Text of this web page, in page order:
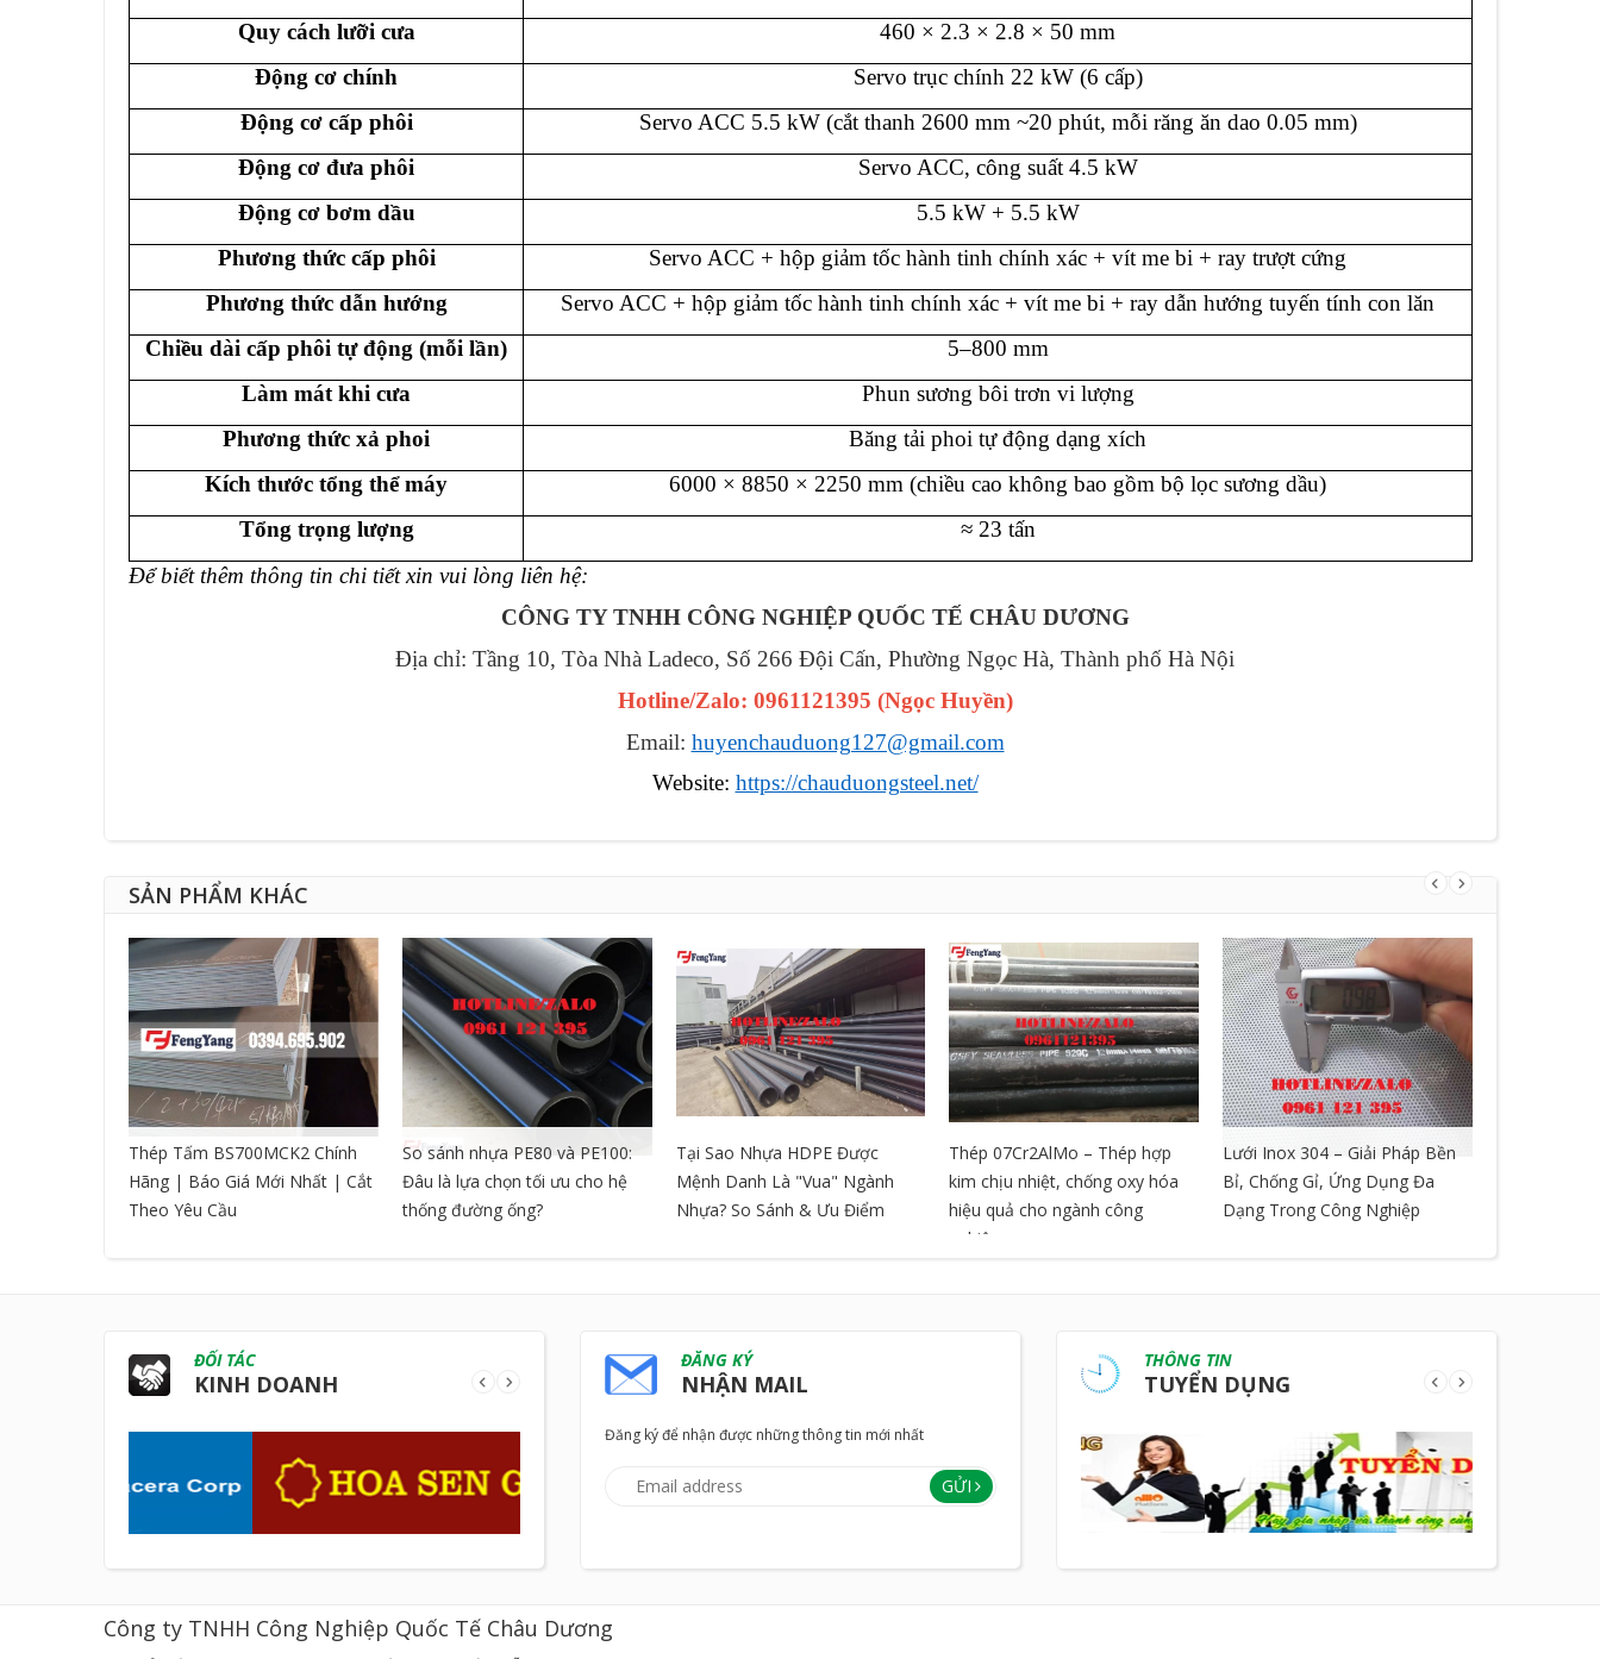
Quy cách lưỡi cưa
460 × 2.3 × 2.8 × 50 mm
Động cơ chính
Servo trục chính 22 kW (6 cấp)
Động cơ cấp phôi
Servo ACC 5.5 kW (cắt thanh 2600 mm ~20 phút, mỗi răng ăn dao 0.05 mm)
Động cơ đưa phôi
Servo ACC, công suất 4.5 kW
Động cơ bơm dầu
5.5 kW + 5.5 kW
Phương thức cấp phôi
Servo ACC + hộp giảm tốc hành tinh chính xác + vít me bi + ray trượt cứng
Phương thức dẫn hướng
Servo ACC + hộp giảm tốc hành tinh chính xác + vít me bi + ray dẫn hướng tuyến tính con lăn
Chiều dài cấp phôi tự động (mỗi lần)
5–800 mm
Làm mát khi cưa
Phun sương bôi trơn vi lượng
Phương thức xả phoi
Băng tải phoi tự động dạng xích
Kích thước tổng thể máy
6000 × 8850 × 2250 mm (chiều cao không bao gồm bộ lọc sương dầu)
Tổng trọng lượng
≈ 23 tấn
Để biết thêm thông tin chi tiết xin vui lòng liên hệ:
CÔNG TY TNHH CÔNG NGHIỆP QUỐC TẾ CHÂU DƯƠNG
Địa chỉ: Tầng 10, Tòa Nhà Ladeco, Số 266 Đội Cấn, Phường Ngọc Hà, Thành phố Hà Nội
Hotline/Zalo: 0961121395 (Ngọc Huyền)
Email: huyenchauduong127@gmail.com
Website: https://chauduongsteel.net/
SẢN PHẨM KHÁC
Thép Tấm BS700MCK2 Chính
Hãng | Báo Giá Mới Nhất | Cắt
Theo Yêu Cầu
So sánh nhựa PE80 và PE100:
Đâu là lựa chọn tối ưu cho hệ
thống đường ống?
Tại Sao Nhựa HDPE Được
Mệnh Danh Là "Vua" Ngành
Nhựa? So Sánh & Ưu Điểm
Thép 07Cr2AlMo – Thép hợp
kim chịu nhiệt, chống oxy hóa
hiệu quả cho ngành công
nghiệp
Lưới Inox 304 – Giải Pháp Bền
Bỉ, Chống Gỉ, Ứng Dụng Đa
Dạng Trong Công Nghiệp
ĐỐI TÁC
KINH DOANH
ĐĂNG KÝ
NHẬN MAIL
Đăng ký để nhận được những thông tin mới nhất
GỬI
THÔNG TIN
TUYỂN DỤNG
Công ty TNHH Công Nghiệp Quốc Tế Châu Dương